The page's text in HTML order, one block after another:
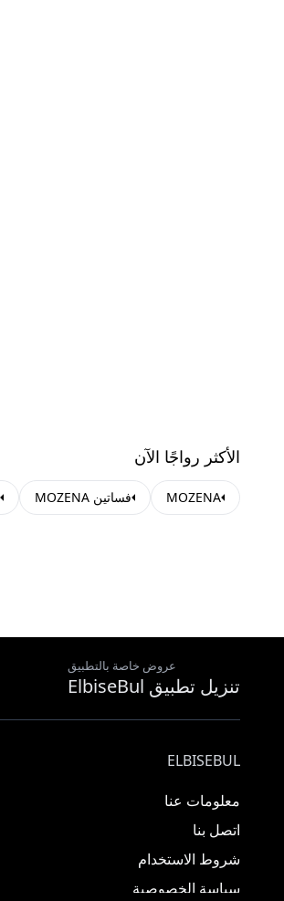
الأكثر رواجًا الآن
MOZENA فساتين MOZENA
عروض خاصة بالتطبيق
تنزيل تطبيق ElbiseBul
ELBISEBUL
معلومات عنا
اتصل بنا
شروط الاستخدام
سياسة الخصوصية